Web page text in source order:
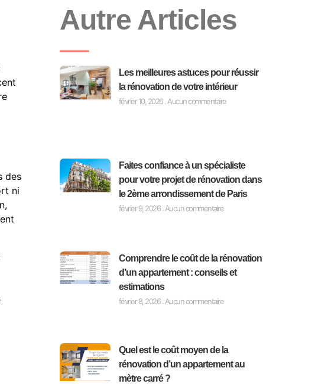
des
ni
Autre Articles
Les meilleures astuces pour réussir
la rénovation de votre intérieur
février 10, 2026 Aucun commentaire
Faites confiance à un spécialiste
pour votre projet de rénovation dans
le 2ème arrondissement de Paris
février 9, 2026 Aucun commentaire
Comprendre le coût de la rénovation
d’un appartement : conseils et
estimations
février 8, 2026 Aucun commentaire
Quel est le coût moyen de la
rénovation d’un appartement au
mètre carré ?